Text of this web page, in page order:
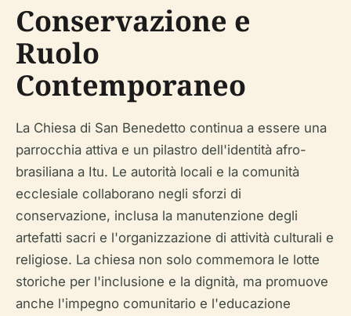
Conservazione e
Ruolo
Contemporaneo
La Chiesa di San Benedetto continua a essere una
parrocchia attiva e un pilastro dell'identità afro-
brasiliana a Itu. Le autorità locali e la comunità
ecclesiale collaborano negli sforzi di
conservazione, inclusa la manutenzione degli
artefatti sacri e l'organizzazione di attività culturali e
religiose. La chiesa non solo commemora le lotte
storiche per l'inclusione e la dignità, ma promuove
anche l'impegno comunitario e l'educazione